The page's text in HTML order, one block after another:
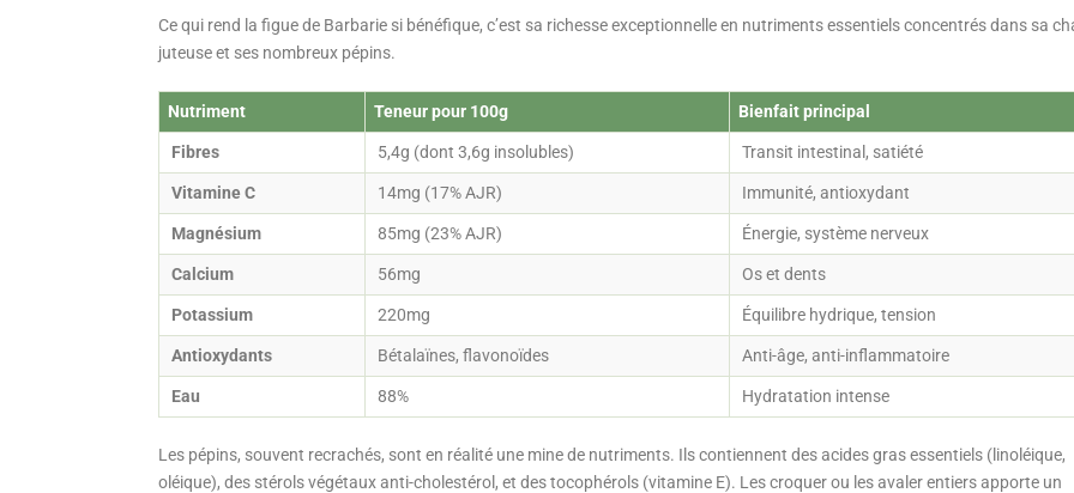
Ce qui rend la figue de Barbarie si bénéfique, c’est sa richesse exceptionnelle en nutriments essentiels concentrés dans sa
juteuse et ses nombreux pépins.
Nutriment Teneur pour 100g Bienfait principal
Fibres 5,4g (dont 3,6g insolubles) Transit intestinal, satiété
Vitamine C 14mg (17% AJR) Immunité, antioxydant
Magnésium 85mg (23% AJR) Énergie, système nerveux
Calcium 56mg Os et dents
Potassium 220mg Équilibre hydrique, tension
Antioxydants Bétalaïnes, flavonoïdes Anti-âge, anti-inflammatoire
Eau 88% Hydratation intense
Les pépins, souvent recrachés, sont en réalité une mine de nutriments. Ils contiennent des acides gras essentiels (linoléique,
oléique), des stérols végétaux anti-cholestérol, et des tocophérols (vitamine E). Les croquer ou les avaler entiers apporte un